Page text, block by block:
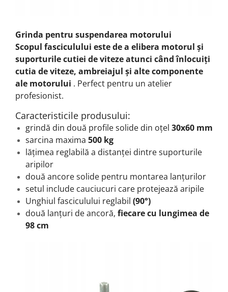
Grinda pentru suspendarea motorului
Scopul fasciculului este de a elibera motorul și
suporturile cutiei de viteze atunci când înlocuiți
cutia de viteze, ambreiajul și alte componente
ale motorului . Perfect pentru un atelier
profesionist.
Caracteristicile produsului:
grindă din două profile solide din oțel 30x60 mm
sarcina maxima 500 kg
lățimea reglabilă a distanței dintre suporturile
aripilor
două ancore solide pentru montarea lanțurilor
setul include cauciucuri care protejează aripile
Unghiul fasciculului reglabil (90°)
două lanțuri de ancoră, fiecare cu lungimea de
98 cm